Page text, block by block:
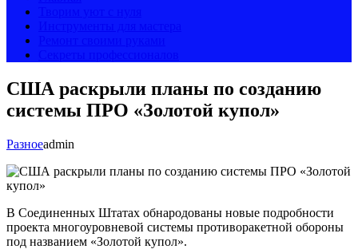
США раскрыли планы по созданию
системы ПРО «Золотой купол»
Разноеadmin
В Соединенных Штатах обнародованы новые подробности
проекта многоуровневой системы противоракетной обороны
под названием «Золотой купол».